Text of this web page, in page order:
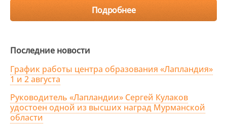
Подробнее
Последние новости
График работы центра образования «Лапландия»
1 и 2 августа
Руководитель «Лапландии» Сергей Кулаков
удостоен одной из высших наград Мурманской
области